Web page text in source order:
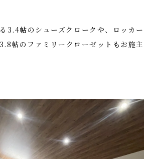
3.4帖のシューズクロークや、ロッカー
帖のファミリークローゼットもお施主